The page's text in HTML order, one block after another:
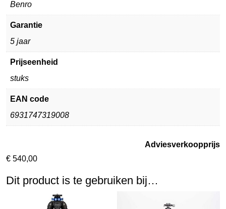
Benro
Garantie
5 jaar
Prijseenheid
stuks
EAN code
6931747319008
Adviesverkoopprijs
€ 540,00
Dit product is te gebruiken bij…